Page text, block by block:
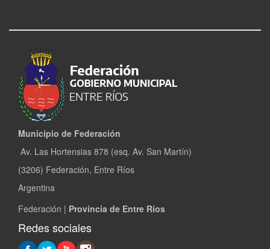
Municipio de Federación
Av. Las Hortensias 878 (esq. Av. San Martín)
(3206) Federación, Entre Ríos
Argentina
Federación | Provincia de Entre Ríos
Redes sociales